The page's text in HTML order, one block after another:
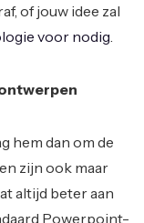
of jouw idee zal
voor nodig
hem dan om de
zijn ook maar
altijd beter aan
Powerpoint-